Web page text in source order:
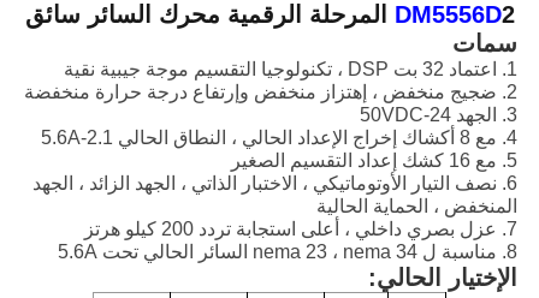
DM5556D2 المرحلة الرقمية محرك السائر سائق
سمات
1. اعتماد 32 بت DSP ، تكنولوجيا التقسيم موجة جيبية نقية
2. ضجيج منخفض ، إهتزاز منخفض وإرتفاع درجة حرارة منخفضة
3. الجهد 24-50VDC
4. مع 8 أكشاك إخراج الإعداد الحالي ، النطاق الحالي 2.1-5.6A
5. مع 16 كشك إعداد التقسيم الصغير
6. نصف التيار الأوتوماتيكي ، الاختبار الذاتي ، الجهد الزائد ، الجهد
المنخفض ، الحماية الحالية
7. عزل بصري داخلي ، أعلى استجابة تردد 200 كيلو هرتز
8. مناسبة ل nema 23 ، nema 34 السائر الحالي تحت 5.6A
الإختيار الحالي: